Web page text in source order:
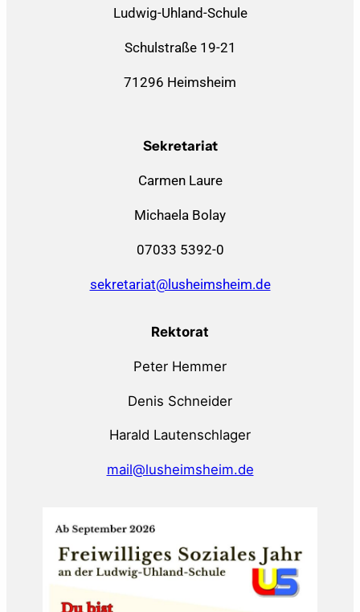
Ludwig-Uhland-Schule
Schulstraße 19-21
71296 Heimsheim
Sekretariat
Carmen Laure
Michaela Bolay
07033 5392-0
sekretariat@lusheimsheim.de
Rektorat
Peter Hemmer
Denis Schneider
Harald Lautenschlager
mail@lusheimsheim.de